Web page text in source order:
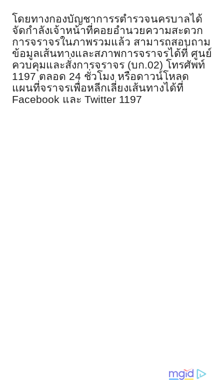
โดยทางกองบัญชาการรตำรวจนครบาลได้
จัดกำลังเจ้าหน้าที่คอยอำนวยความสะดวก
การจราจรในภาพรวมแล้ว สามารถสอบถาม
ข้อมูลเส้นทางและสภาพการจราจรได้ที่ ศูนย์
ควบคุมและสั่งการจราจร (บก.02) โทรศัพท์
1197 ตลอด 24 ชั่วโมง หรือดาวน์โหลด
แผนที่จราจรเพื่อหลีกเลี่ยงเส้นทางได้ที่
Facebook และ Twitter 1197